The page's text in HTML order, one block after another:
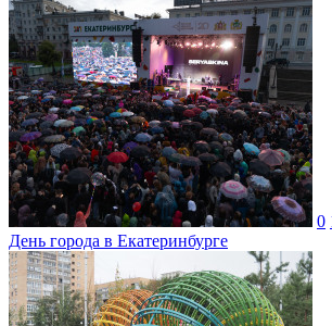
0
День города в Екатеринбурге